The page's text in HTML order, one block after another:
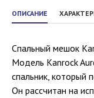
ОПИСАНИЕ
Спальный мешок
Модель Kanrock
спальник, который
Он рассчитан на